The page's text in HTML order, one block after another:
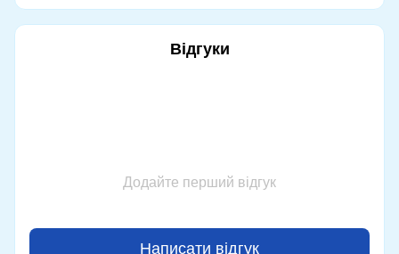
Відгуки
Додайте перший відгук
Написати відгук